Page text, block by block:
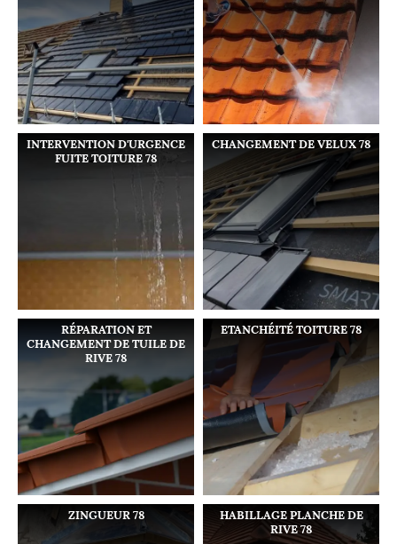
INTERVENTION D'URGENCE
FUITE TOITURE 78
CHANGEMENT DE VELUX 78
RÉPARATION ET
CHANGEMENT DE TUILE DE
RIVE 78
ETANCHÉITÉ TOITURE 78
ZINGUEUR 78
HABILLAGE PLANCHE DE
RIVE 78